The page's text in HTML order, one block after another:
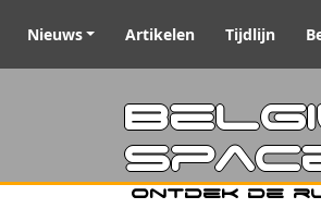
Nieuws Artikelen Tijdlijn
Ontdek de